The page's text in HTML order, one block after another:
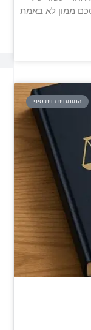
ממון לא באמת
המומחית רוית סיני